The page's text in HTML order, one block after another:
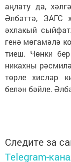
аңлату да,
Әлбәттә, ЗАГС
әхлакый
генә мөгамәлә
тиеш. Чөнки
никахны
төрле хисләр
белән бәйле.
Следите за
Telegram-